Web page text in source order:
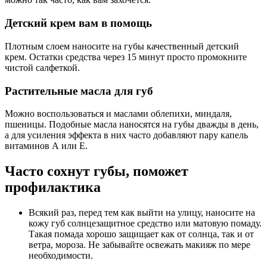
Детский крем вам в помощь
Плотным слоем наносите на губы качественный детский
крем. Остатки средства через 15 минут просто промокните
чистой салфеткой.
Растительные масла для губ
Можно воспользоваться и маслами облепихи, миндаля,
пшеницы. Подобные масла наносятся на губы дважды в день,
а для усиления эффекта в них часто добавляют пару капель
витаминов А или Е.
Часто сохнут губы, поможет
профилактика
Всякий раз, перед тем как выйти на улицу, наносите на
кожу губ солнцезащитное средство или матовую помаду.
Такая помада хорошо защищает как от солнца, так и от
ветра, мороза. Не забывайте освежать макияж по мере
необходимости.